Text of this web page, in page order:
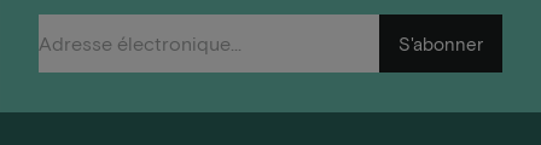
S'abonner